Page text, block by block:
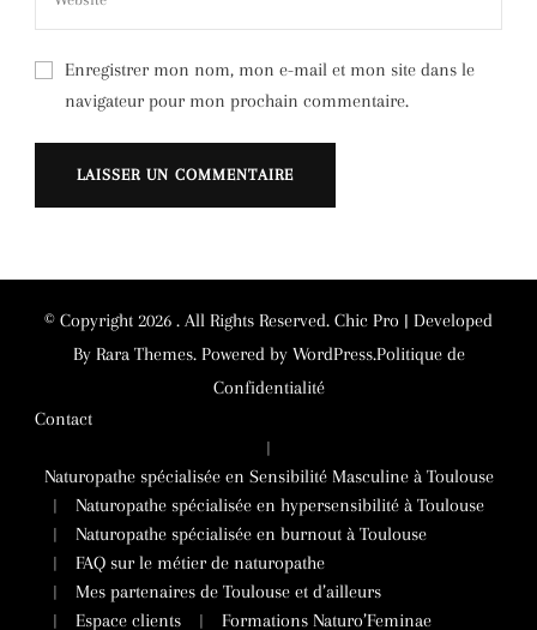
Enregistrer mon nom, mon e-mail et mon site dans le
navigateur pour mon prochain commentaire.
© Copyright 2026 . All Rights Reserved. Chic Pro | Developed
By Rara Themes. Powered by WordPress.Politique de
Confidentialité
Contact
Naturopathe spécialisée en Sensibilité Masculine à Toulouse
Naturopathe spécialisée en hypersensibilité à Toulouse
Naturopathe spécialisée en burnout à Toulouse
FAQ sur le métier de naturopathe
Mes partenaires de Toulouse et d’ailleurs
Espace clients
Formations Naturo’Feminae